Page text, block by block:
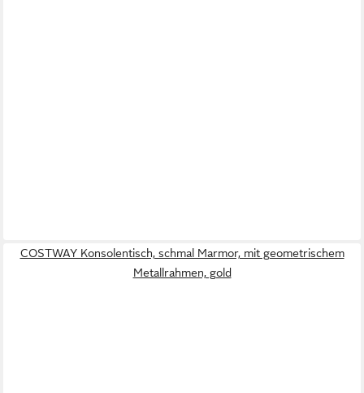
COSTWAY Konsolentisch, schmal Marmor, mit geometrischem
Metallrahmen, gold